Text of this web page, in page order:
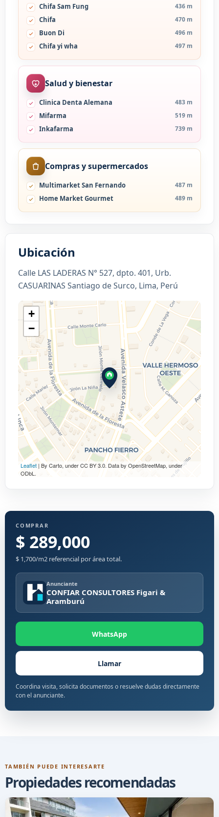
Chifa Sam Fung 436 m
Chifa 470 m
Buon Di 496 m
Chifa yi wha 497 m
Salud y bienestar
Clinica Denta Alemana 483 m
Mifarma 519 m
Inkafarma 739 m
Compras y supermercados
Multimarket San Fernando 487 m
Home Market Gourmet 489 m
Ubicación
Calle LAS LADERAS N° 527, dpto. 401, Urb.
CASUARINAS Santiago de Surco, Lima, Perú
+
−
Leaflet | By Carto, under CC BY 3.0. Data by OpenStreetMap, under
ODbL.
COMPRAR
$ 289,000
$ 1,700/m2 referencial por área total.
Anunciante
CONFIAR CONSULTORES Figari &
Aramburú
WhatsApp
Llamar
Coordina visita, solicita documentos o resuelve dudas directamente
con el anunciante.
TAMBIÉN PUEDE INTERESARTE
Propiedades recomendadas